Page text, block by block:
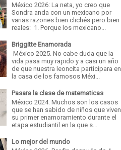
México 2026: La neta, yo creo que
Sondra anda con un mexicano por
varias razones bien clichés pero bien
reales: 1. Porque los mexicano...
Briggitte Enamorada
México 2025. No cabe duda que la
vida pasa muy rapido y a casi un año
de que nuestra leoncita participara en
la casa de los famosos Méxi...
Pasara la clase de matematicas
México 2024. Muchos son los casos
que se han sabido de niños que viven
su primer enamoramiento durante el
etapa estudiantil en la que s...
Lo mejor del mundo